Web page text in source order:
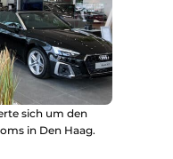
sich um den
in Den Haag.